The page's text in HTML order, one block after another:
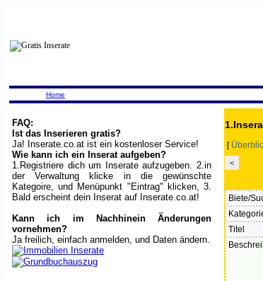
Home
FAQ:
Ist das Inserieren gratis?
Ja! Inserate.co.at ist ein kostenloser Service!
Wie kann ich ein Inserat aufgeben?
1.Registriere dich um Inserate aufzugeben. 2.in
der Verwaltung klicke in die gewünschte
Kategoire, und Menüpunkt "Eintrag" klicken, 3.
Bald erscheint dein Inserat auf Inserate.co.at!
Kann ich im Nachhinein Änderungen
vornehmen?
Ja freilich, einfach anmelden, und Daten ändern.
[
<
Biete/
Titel